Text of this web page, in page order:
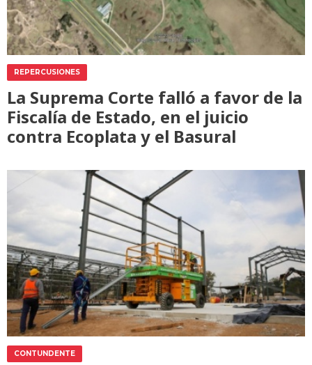
REPERCUSIONES
La Suprema Corte falló a favor de la
Fiscalía de Estado, en el juicio
contra Ecoplata y el Basural
CONTUNDENTE